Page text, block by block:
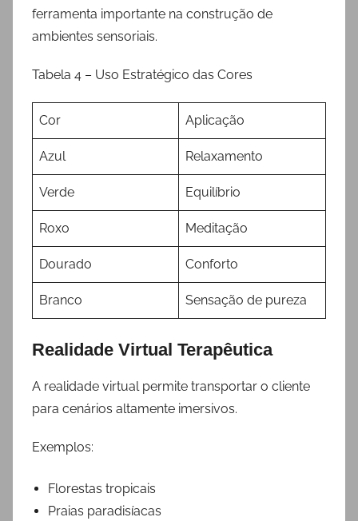
ferramenta importante na construção de
ambientes sensoriais.
Tabela 4 – Uso Estratégico das Cores
Cor Aplicação
Azul Relaxamento
Verde Equilíbrio
Roxo Meditação
Dourado Conforto
Branco Sensação de pureza
Realidade Virtual Terapêutica
A realidade virtual permite transportar o cliente
para cenários altamente imersivos.
Exemplos:
Florestas tropicais
Praias paradisíacas